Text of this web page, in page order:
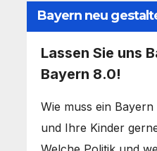
Bayern neu
Lassen Sie uns
Bayern 8.0!
Wie muss ein
und Ihre Kinder